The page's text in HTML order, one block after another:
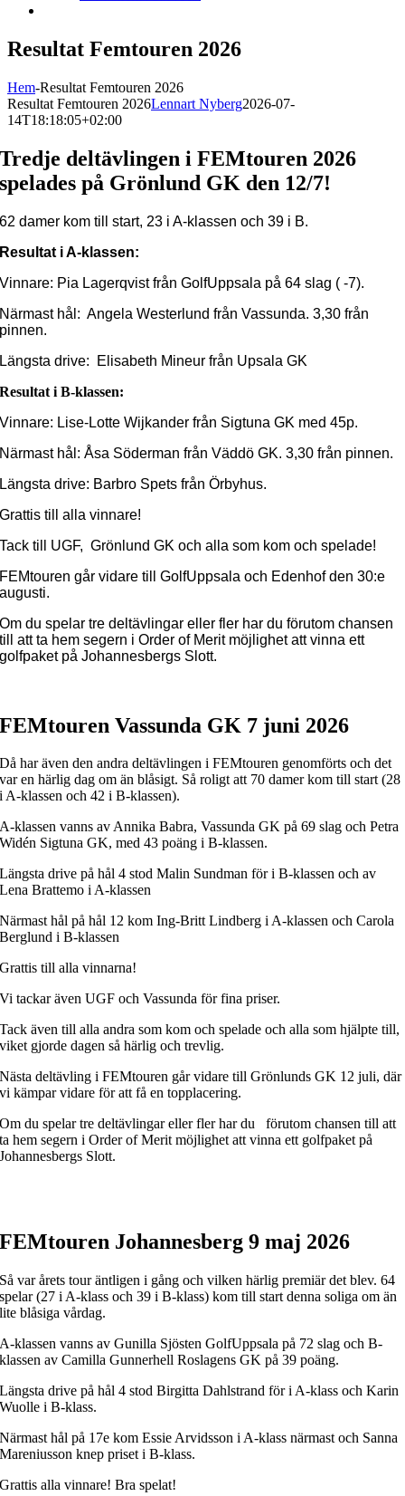
Resultat Femtouren 2026
Hem-Resultat Femtouren 2026
Resultat Femtouren 2026Lennart Nyberg2026-07-
14T18:18:05+02:00
Tredje deltävlingen i FEMtouren 2026
spelades på Grönlund GK den 12/7!
62 damer kom till start, 23 i A-klassen och 39 i B.
Resultat i A-klassen:
Vinnare: Pia Lagerqvist från GolfUppsala på 64 slag ( -7).
Närmast hål: Angela Westerlund från Vassunda. 3,30 från
pinnen.
Längsta drive: Elisabeth Mineur från Upsala GK
Resultat i B-klassen:
Vinnare: Lise-Lotte Wijkander från Sigtuna GK med 45p.
Närmast hål: Åsa Söderman från Väddö GK. 3,30 från pinnen.
Längsta drive: Barbro Spets från Örbyhus.
Grattis till alla vinnare!
Tack till UGF, Grönlund GK och alla som kom och spelade!
FEMtouren går vidare till GolfUppsala och Edenhof den 30:e
augusti.
Om du spelar tre deltävlingar eller fler har du förutom chansen
till att ta hem segern i Order of Merit möjlighet att vinna ett
golfpaket på Johannesbergs Slott.
FEMtouren Vassunda GK 7 juni 2026
Då har även den andra deltävlingen i FEMtouren genomförts och det
var en härlig dag om än blåsigt. Så roligt att 70 damer kom till start (28
i A-klassen och 42 i B-klassen).
A-klassen vanns av Annika Babra, Vassunda GK på 69 slag och Petra
Widén Sigtuna GK, med 43 poäng i B-klassen.
Längsta drive på hål 4 stod Malin Sundman för i B-klassen och av
Lena Brattemo i A-klassen
Närmast hål på hål 12 kom Ing-Britt Lindberg i A-klassen och Carola
Berglund i B-klassen
Grattis till alla vinnarna!
Vi tackar även UGF och Vassunda för fina priser.
Tack även till alla andra som kom och spelade och alla som hjälpte till,
viket gjorde dagen så härlig och trevlig.
Nästa deltävling i FEMtouren går vidare till Grönlunds GK 12 juli, där
vi kämpar vidare för att få en topplacering.
Om du spelar tre deltävlingar eller fler har du förutom chansen till att
ta hem segern i Order of Merit möjlighet att vinna ett golfpaket på
Johannesbergs Slott.
FEMtouren Johannesberg 9 maj 2026
Så var årets tour äntligen i gång och vilken härlig premiär det blev. 64
spelar (27 i A-klass och 39 i B-klass) kom till start denna soliga om än
lite blåsiga vårdag.
A-klassen vanns av Gunilla Sjösten GolfUppsala på 72 slag och B-
klassen av Camilla Gunnerhell Roslagens GK på 39 poäng.
Längsta drive på hål 4 stod Birgitta Dahlstrand för i A-klass och Karin
Wuolle i B-klass.
Närmast hål på 17e kom Essie Arvidsson i A-klass närmast och Sanna
Mareniusson knep priset i B-klass.
Grattis alla vinnare! Bra spelat!